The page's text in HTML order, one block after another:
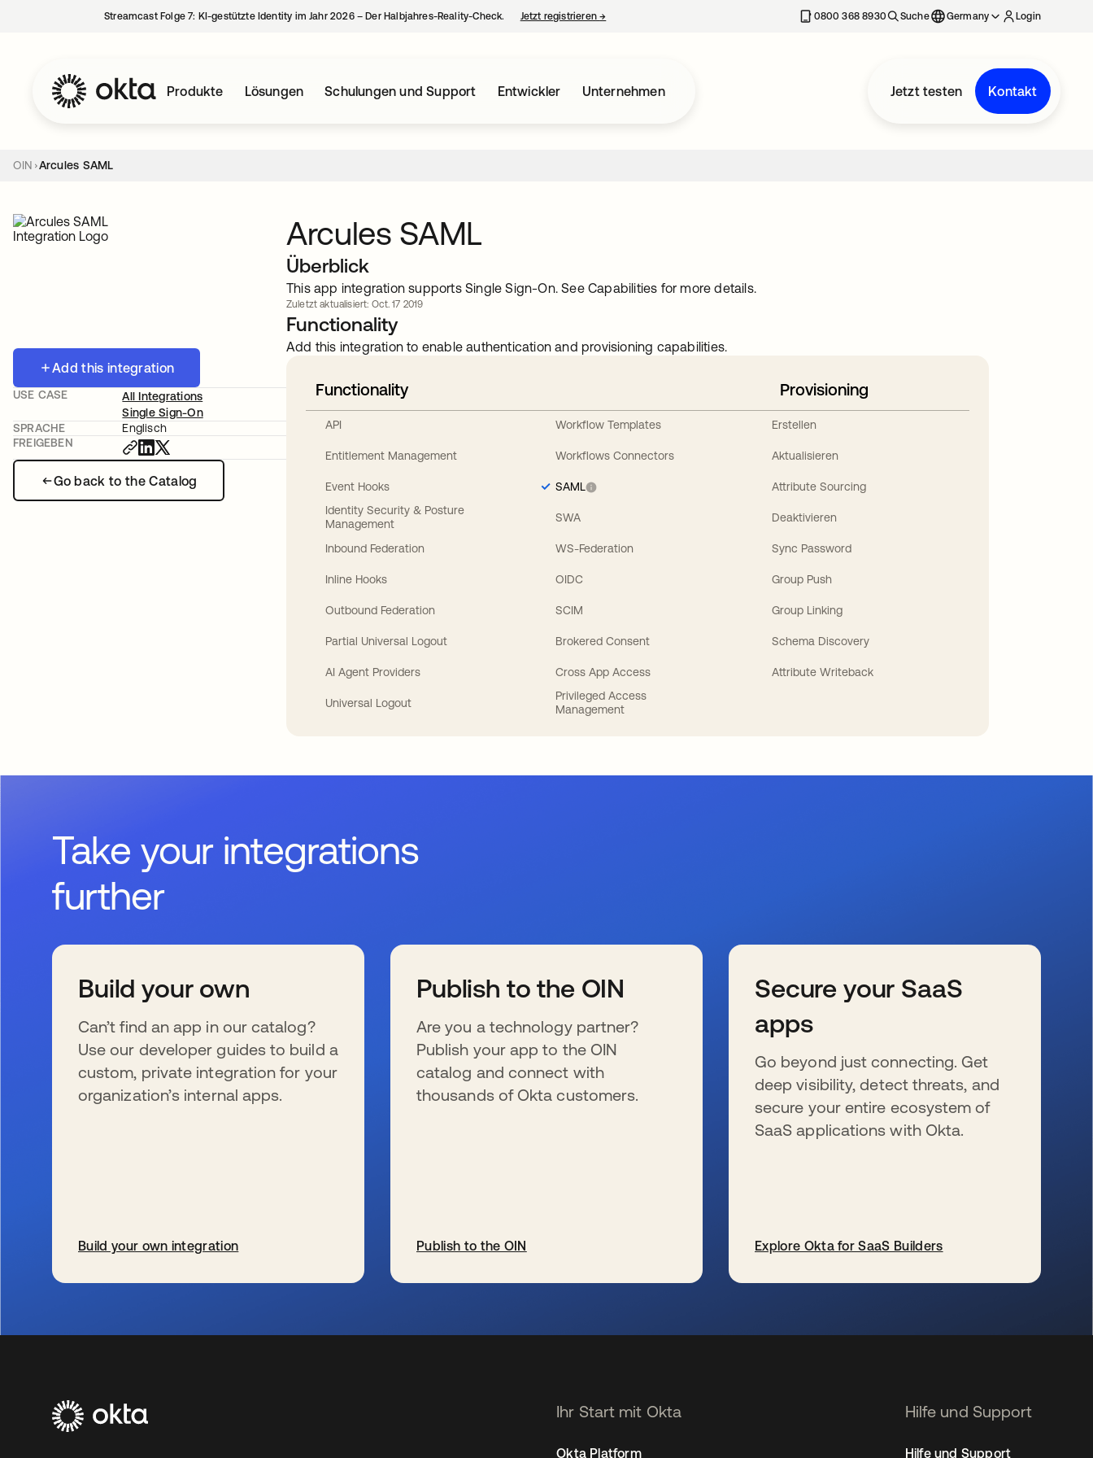
Streamcast Folge 7: KI-gestützte Identity im Jahr 2026 – Der Halbjahres-Reality-Check. Jetzt registrieren→ 0800 368 8930 Suche Germany Login
Produkte Lösungen Schulungen und Support Entwickler Unternehmen Jetzt testen Kontakt
OIN Arcules SAML
Add this integration
Go back to the Catalog
USE CASE
All Integrations
Single Sign-On
SPRACHE
Englisch
FREIGEBEN
Arcules SAML
Überblick
This app integration supports Single Sign-On. See Capabilities for more details.
Zuletzt aktualisiert: Oct. 17 2019
Functionality
Add this integration to enable authentication and provisioning capabilities.
Functionality
API
Entitlement Management
Event Hooks
Identity Security & Posture
Management
Inbound Federation
Inline Hooks
Outbound Federation
Partial Universal Logout
AI Agent Providers
Universal Logout
Workflow Templates
Workflows Connectors
SAML
SWA
WS-Federation
OIDC
SCIM
Brokered Consent
Cross App Access
Privileged Access
Management
Provisioning
Erstellen
Aktualisieren
Attribute Sourcing
Deaktivieren
Sync Password
Group Push
Group Linking
Schema Discovery
Attribute Writeback
Take your integrations
further
Build your own
Can’t find an app in our catalog?
Use our developer guides to build a
custom, private integration for your
organization’s internal apps.
Build your own integration
Publish to the OIN
Are you a technology partner?
Publish your app to the OIN
catalog and connect with
thousands of Okta customers.
Publish to the OIN
Secure your SaaS
apps
Go beyond just connecting. Get
deep visibility, detect threats, and
secure your entire ecosystem of
SaaS applications with Okta.
Explore Okta for SaaS Builders
Ihr Start mit Okta
Okta Platform
Hilfe und Support
Hilfe und Support